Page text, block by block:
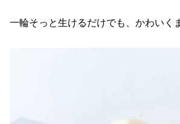
一輪そっと生けるだけでも、かわいく